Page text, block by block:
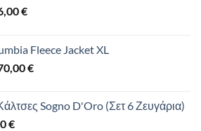
€.
€Η
είναι:
16,00 €.
Fleece Jacket XL
€.
€Η
είναι:
Sogno D'Oro (Σετ 6 Ζευγάρια)
€Η